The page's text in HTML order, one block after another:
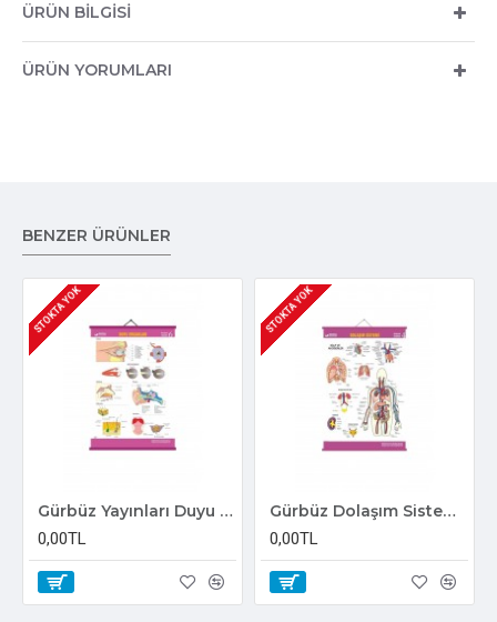
ÜRÜN BILGISI
ÜRÜN YORUMLARI
BENZER ÜRÜNLER
STOKTA YOK
Gürbüz Yayınları Duyu Organları Levhası Anatomi, Biyoloji Levhaları 70x100cm Askılı Çıtalı
0,00TL
STOKTA YOK
Gürbüz Dolaşım Sistemi Anatomi Levhası 70x100 cm Askılı ve Çıtalı
0,00TL